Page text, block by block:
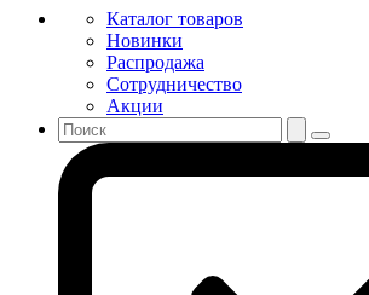
Каталог товаров
Новинки
Распродажа
Сотрудничество
Акции